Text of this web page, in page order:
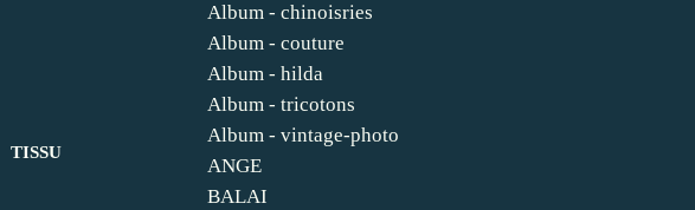
TISSU
Album - chinoisries
Album - couture
Album - hilda
Album - tricotons
Album - vintage-photo
ANGE
BALAI